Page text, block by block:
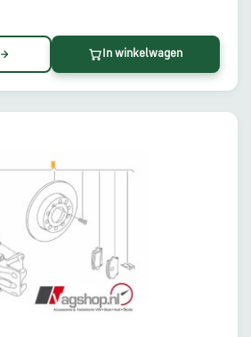
In winkelwagen